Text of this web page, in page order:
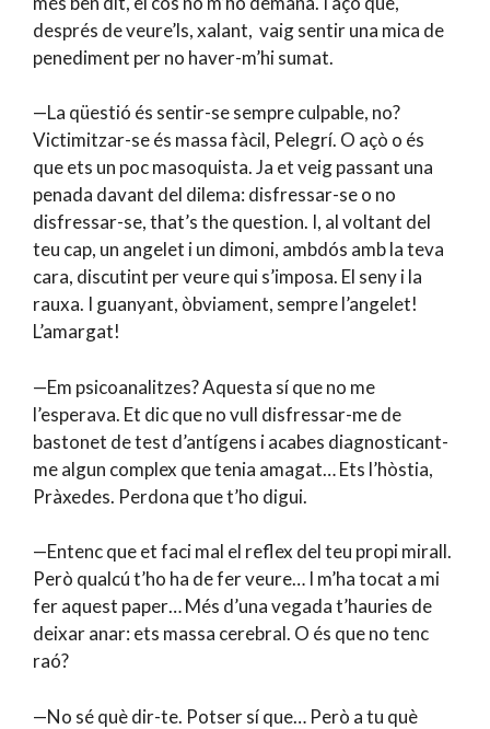
després de veure’ls, xalant, vaig sentir una mica de
penediment per no haver-m’hi sumat.
—La qüestió és sentir-se sempre culpable, no?
Victimitzar-se és massa fàcil, Pelegrí. O açò o és
que ets un poc masoquista. Ja et veig passant una
penada davant del dilema: disfressar-se o no
disfressar-se, that’s the question. I, al voltant del
teu cap, un angelet i un dimoni, ambdós amb la teva
cara, discutint per veure qui s’imposa. El seny i la
rauxa. I guanyant, òbviament, sempre l’angelet!
L’amargat!
—Em psicoanalitzes? Aquesta sí que no me
l’esperava. Et dic que no vull disfressar-me de
bastonet de test d’antígens i acabes diagnosticant-
me algun complex que tenia amagat… Ets l’hòstia,
Pràxedes. Perdona que t’ho digui.
—Entenc que et faci mal el reflex del teu propi mirall.
Però qualcú t’ho ha de fer veure… I m’ha tocat a mi
fer aquest paper… Més d’una vegada t’hauries de
deixar anar: ets massa cerebral. O és que no tenc
raó?
—No sé què dir-te. Potser sí que… Però a tu què